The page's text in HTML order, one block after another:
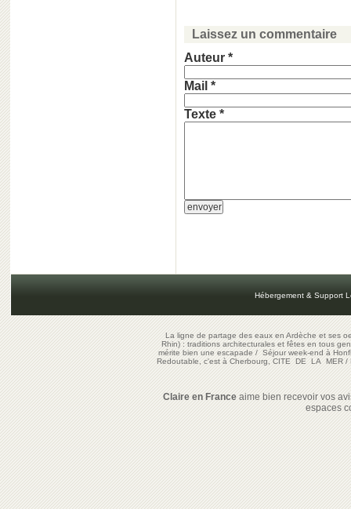
Laissez un commentaire
Auteur *
Mail *
Texte *
Hébergement & Support
La ligne de partage des eaux en Ardèche et ses
Rhin) : traditions architecturales et fêtes en tous
mérite bien une escapade/Séjour week-end à
Redoutable, c'est à Cherbourg, CITE DE LA MER/
Claire en Franceaime bien recevoir vos
espaces